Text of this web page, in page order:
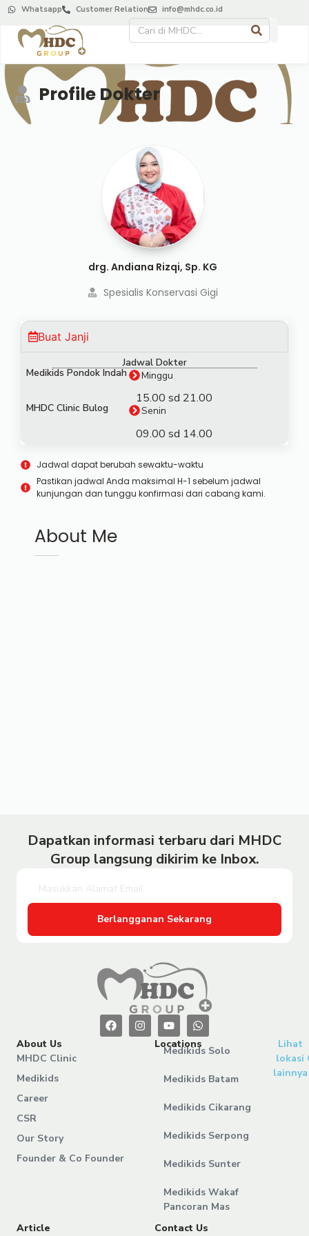
Whatsapp Customer Relation info@mhdc.co.id
Profile Dokter
drg. Andiana Rizqi, Sp. KG
Spesialis Konservasi Gigi
Buat Janji
Jadwal Dokter
Medikids Pondok Indah Minggu
15.00 sd 21.00
MHDC Clinic Bulog Senin
09.00 sd 14.00
Jadwal dapat berubah sewaktu-waktu
Pastikan jadwal Anda maksimal H-1 sebelum jadwal
kunjungan dan tunggu konfirmasi dari cabang kami.
About Me
Dapatkan informasi terbaru dari MHDC
Group langsung dikirim ke Inbox.
Berlangganan Sekarang
About Us
MHDC Clinic
Medikids
Career
CSR
Our Story
Founder & Co Founder
Locations
Medikids Solo
Medikids Batam
Medikids Cikarang
Medikids Serpong
Medikids Sunter
Medikids Wakaf
Pancoran Mas
Lihat
lokasi
lainnya
Article
Contact Us